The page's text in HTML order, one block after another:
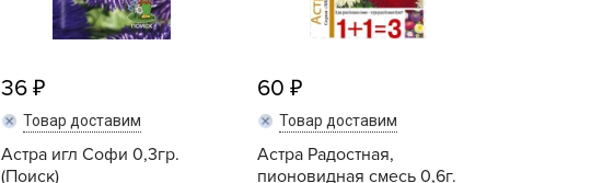
TORNADICA
VALBRENTA CHEMICALS
Zarit
36
Товар доставим
Астра игл Софи 0,3гр.
(Поиск)
60
Товар доставим
Астра Радостная,
пионовидная смесь 0,6г.